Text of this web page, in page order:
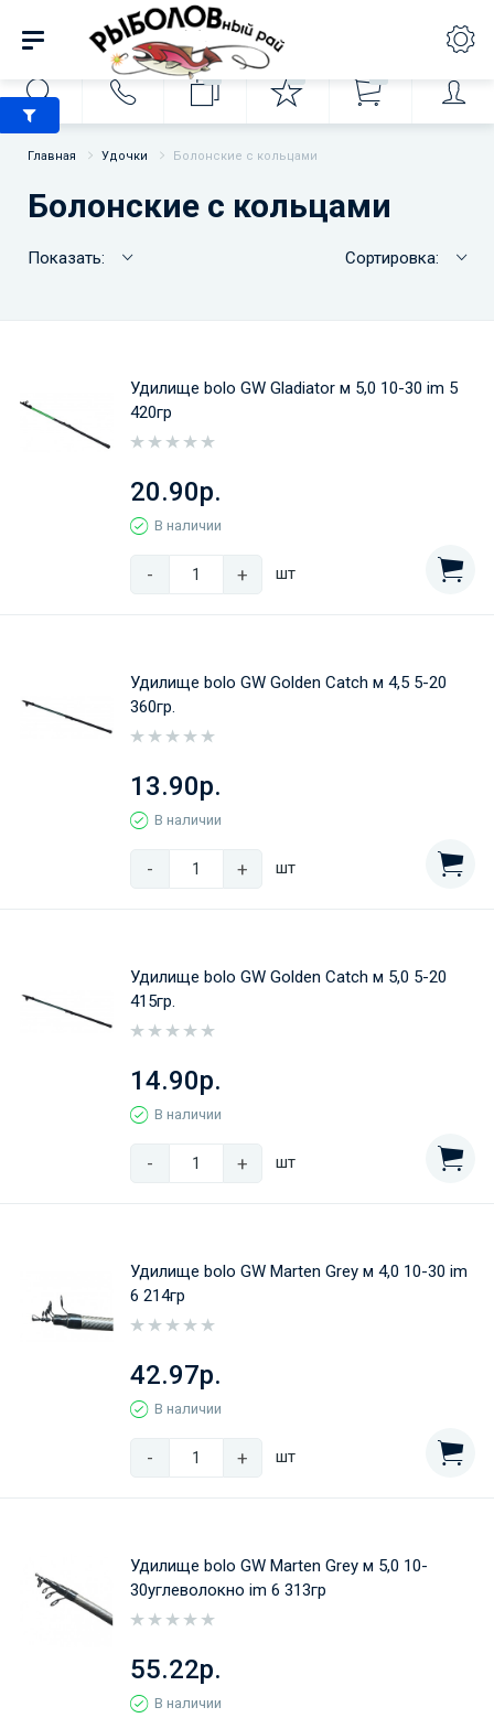
Главная Удочки Болонские с кольцами
Болонские с кольцами
Показать: Сортировка:
Удилище bolo GW Gladiator м 5,0 10-30 im 5
420гр
20.90р.
В наличии
- + шт
Удилище bolo GW Golden Catch м 4,5 5-20
360гр.
13.90р.
В наличии
- + шт
Удилище bolo GW Golden Catch м 5,0 5-20
415гр.
14.90р.
В наличии
- + шт
Удилище bolo GW Marten Grey м 4,0 10-30 im
6 214гр
42.97р.
В наличии
- + шт
Удилище bolo GW Marten Grey м 5,0 10-
30углеволокно im 6 313гр
55.22р.
В наличии